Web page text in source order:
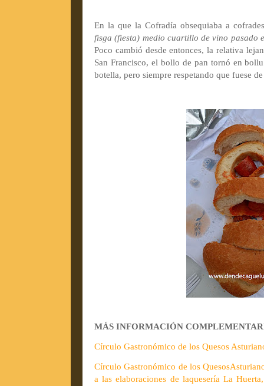
En la que la Cofradía obsequiaba a
fisga (fiesta) medio cuartillo de vino pasado
Poco cambió desde entonces, la relativa
San Francisco, el bollo de pan tornó en
botella, pero siempre respetando que fuese
MÁS INFORMACIÓN
Círculo Gastronómico de los Quesos
Círculo Gastronómico de los
a las elaboraciones de laquesería La